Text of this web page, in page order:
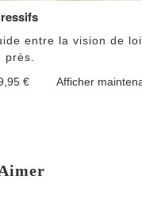
entre la vision de
près.
€
Afficher